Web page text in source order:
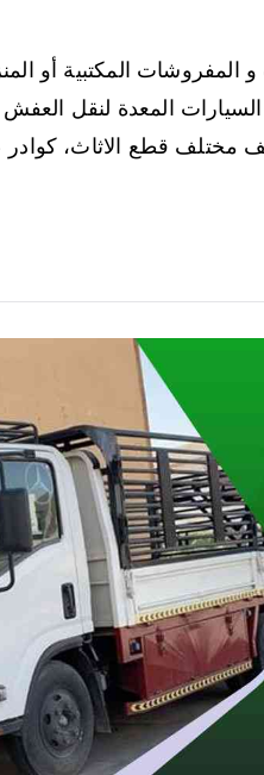
المكتبية أو
المعدة لنقل
مختلف قطع الاثاث،